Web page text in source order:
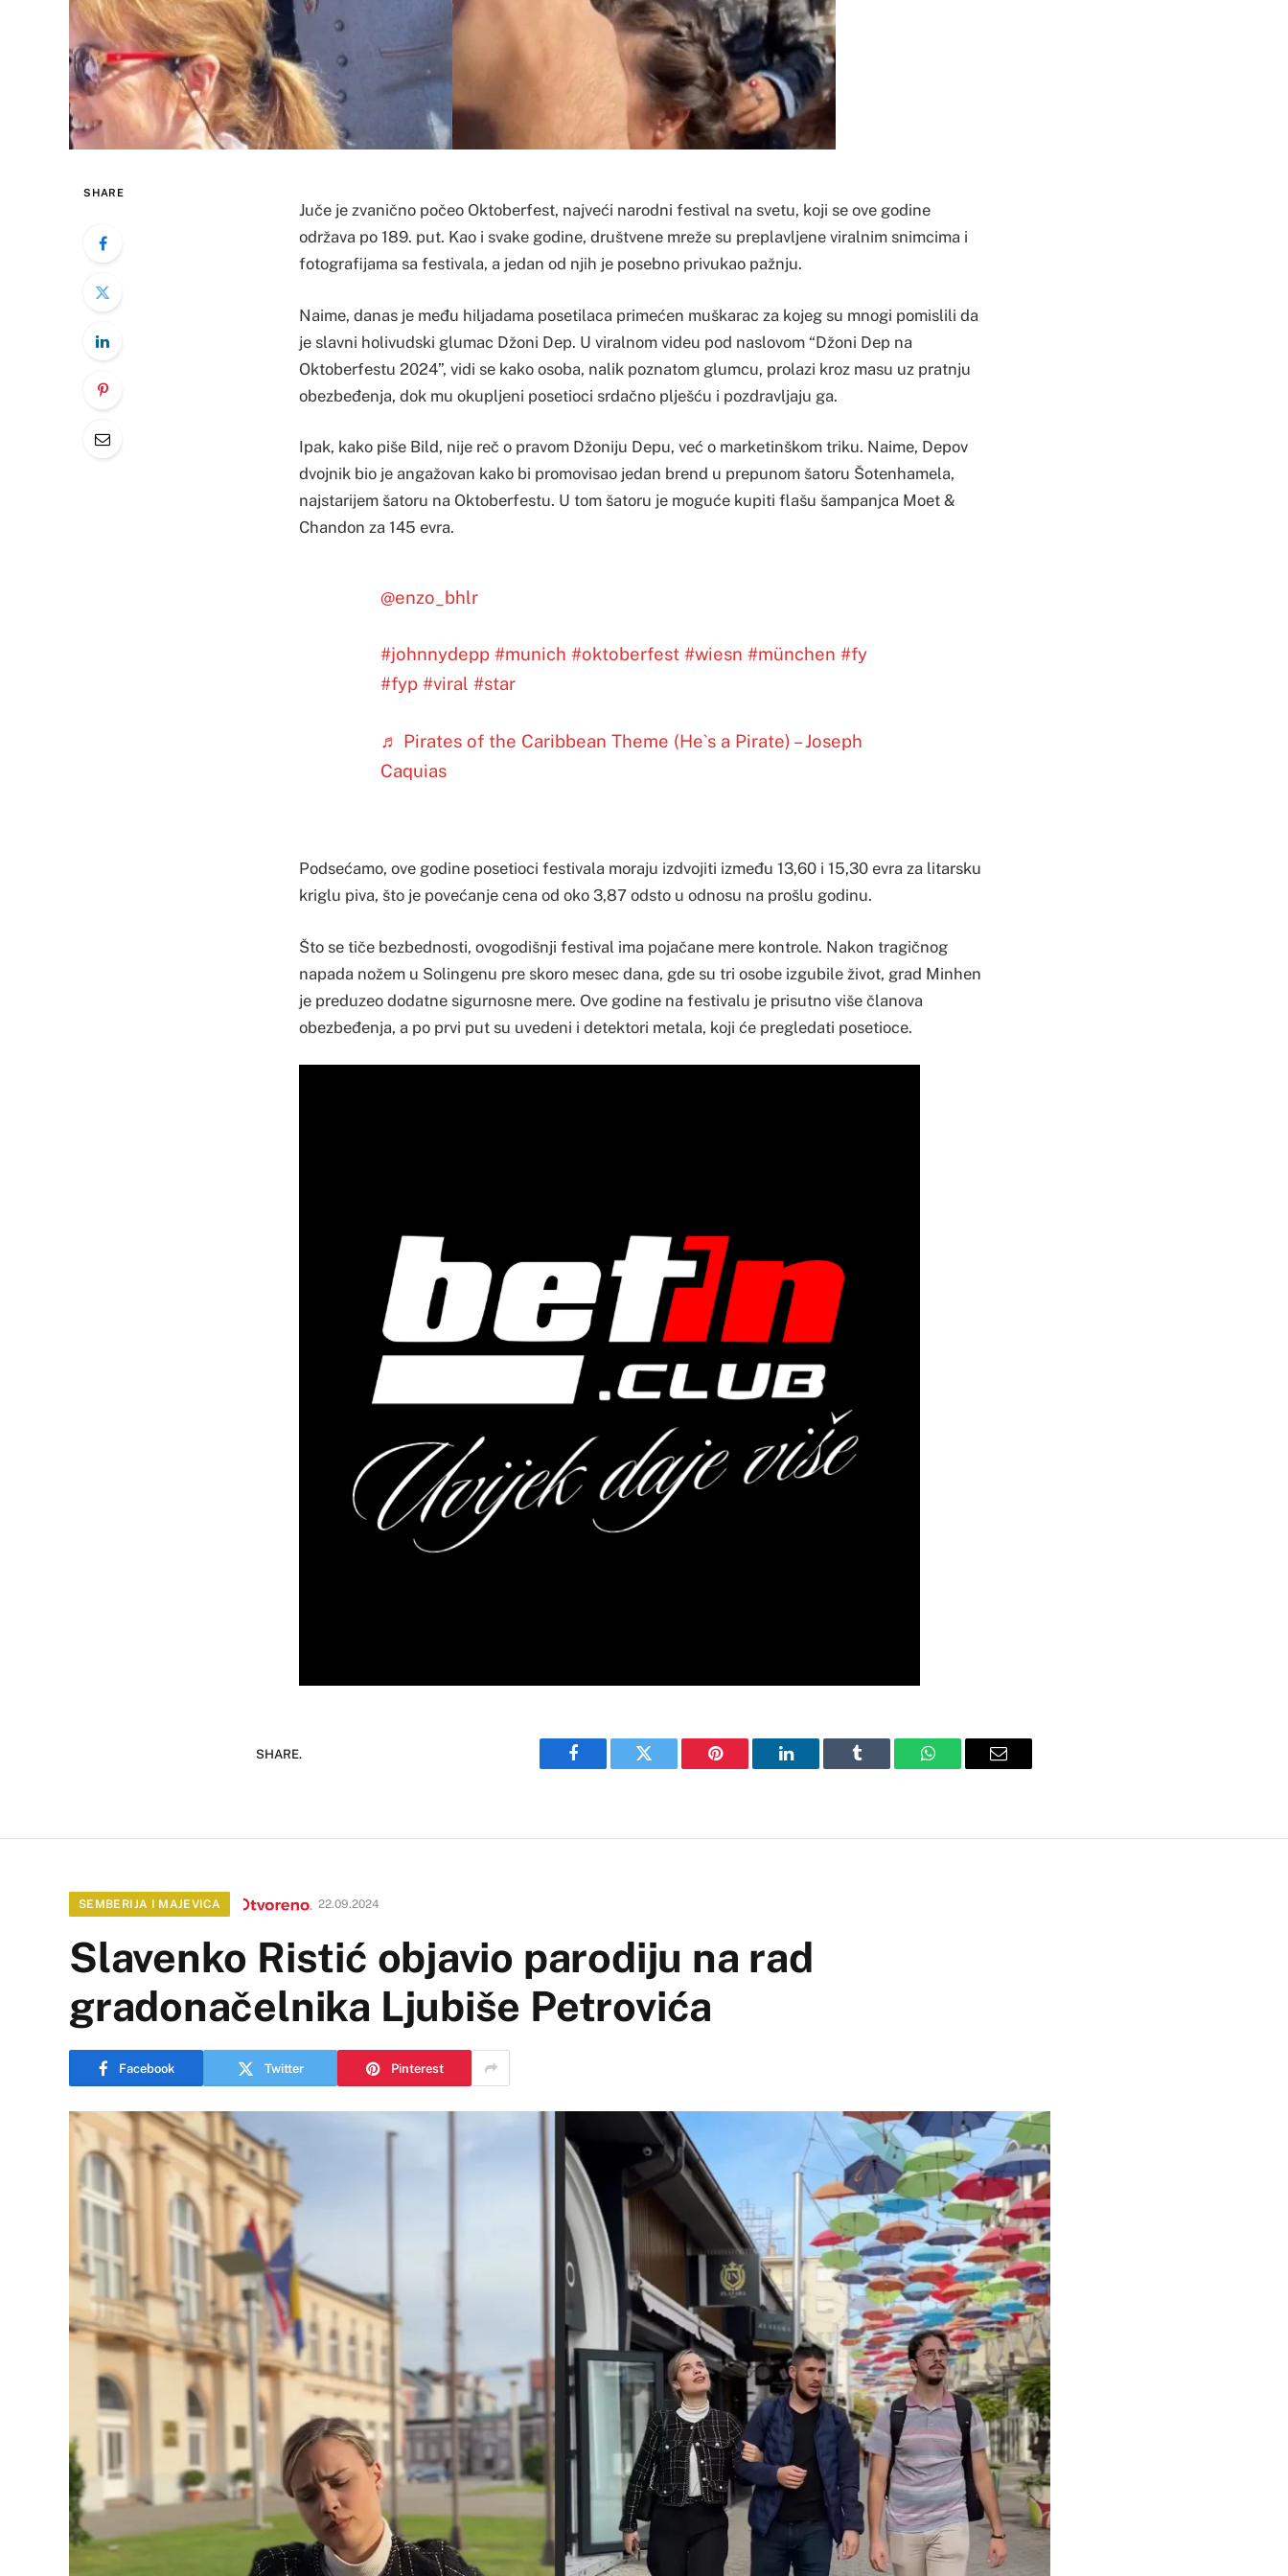
SHARE
Juče je zvanično počeo Oktoberfest, najveći narodni festival na svetu, koji se ove godine
održava po 189. put. Kao i svake godine, društvene mreže su preplavljene viralnim snimcima i
fotografijama sa festivala, a jedan od njih je posebno privukao pažnju.
Naime, danas je među hiljadama posetilaca primećen muškarac za kojeg su mnogi pomislili da
je slavni holivudski glumac Džoni Dep. U viralnom videu pod naslovom “Džoni Dep na
Oktoberfestu 2024”, vidi se kako osoba, nalik poznatom glumcu, prolazi kroz masu uz pratnju
obezbeđenja, dok mu okupljeni posetioci srdačno plješću i pozdravljaju ga.
Ipak, kako piše Bild, nije reč o pravom Džoniju Depu, već o marketinškom triku. Naime, Depov
dvojnik bio je angažovan kako bi promovisao jedan brend u prepunom šatoru Šotenhamela,
najstarijem šatoru na Oktoberfestu. U tom šatoru je moguće kupiti flašu šampanjca Moet &
Chandon za 145 evra.
@enzo_bhlr
#johnnydepp #munich #oktoberfest #wiesn #münchen #fy
#fyp #viral #star
♬ Pirates of the Caribbean Theme (He`s a Pirate) – Joseph
Caquias
Podsećamo, ove godine posetioci festivala moraju izdvojiti između 13,60 i 15,30 evra za litarsku
kriglu piva, što je povećanje cena od oko 3,87 odsto u odnosu na prošlu godinu.
Što se tiče bezbednosti, ovogodišnji festival ima pojačane mere kontrole. Nakon tragičnog
napada nožem u Solingenu pre skoro mesec dana, gde su tri osobe izgubile život, grad Minhen
je preduzeo dodatne sigurnosne mere. Ove godine na festivalu je prisutno više članova
obezbeđenja, a po prvi put su uvedeni i detektori metala, koji će pregledati posetioce.
SHARE.
Facebook Twitter Pinterest LinkedIn Tumblr WhatsAppEmail
SEMBERIJA I MAJEVICA 22.09.2024
Slavenko Ristić objavio parodiju na rad
gradonačelnika Ljubiše Petrovića
Facebook Twitter Pinterest